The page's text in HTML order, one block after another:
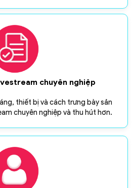
chuyên nghiệp
thiết bị và cách trưng bày sản
chuyên nghiệp và thu hút hơn.